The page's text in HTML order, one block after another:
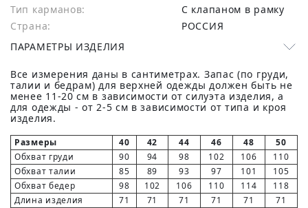
Тип карманов:
С клапаном в рамку
Страна:
РОССИЯ
ПАРАМЕТРЫ ИЗДЕЛИЯ
Все измерения даны в сантиметрах. Запас (по груди,
талии и бедрам) для верхней одежды должен быть не
менее 11-20 см в зависимости от силуэта изделия, а
для одежды - от 2-5 см в зависимости от типа и кроя
изделия.
Размеры 40 42 44 46 48
50
Обхват груди
90 94 98 102 106
110
Обхват талии
85 89 93 97 101
105
Обхват бедер
98 102 106 110 114
118
Длина изделия
71 71 71 71 71
71